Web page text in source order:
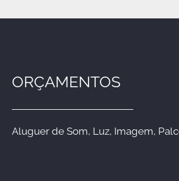
ORÇAMENTOS
Aluguer de Som, Luz, Imagem,